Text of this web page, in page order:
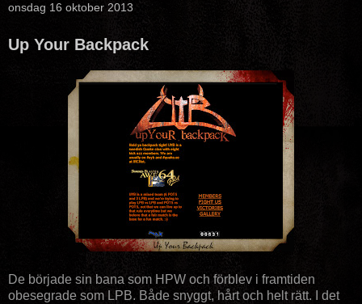
onsdag 16 oktober 2013
Up Your Backpack
De började sin bana som HPW och förblev i framtiden
obesegrade som LPB. Både snyggt, hårt och helt rätt. I det